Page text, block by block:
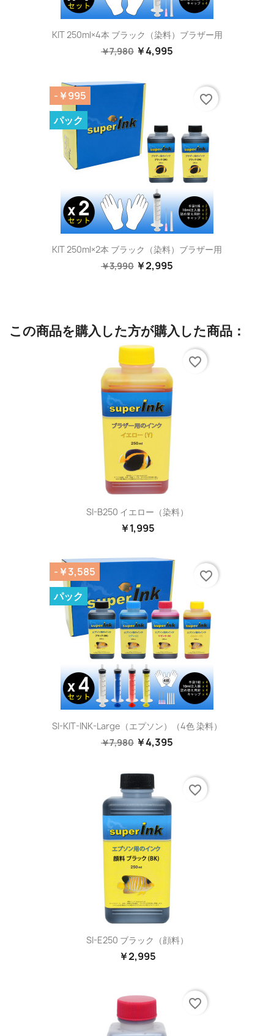
KIT 250ml×4本 ブラック（染料）ブラザー用
￥7,980 ￥4,995
KIT 250ml×2本 ブラック（染料）ブラザー用
￥3,990 ￥2,995
-￥995
パック
favorite_border
この商品を購入した方が購入した商品：
SI-B250 イエロー（染料）
￥1,995
favorite_border
SI-KIT-INK-Large（エプソン）（4色 染料）
￥7,980 ￥4,395
-￥3,585
パック
favorite_border
SI-E250 ブラック（顔料）
￥2,995
favorite_border
favorite_border